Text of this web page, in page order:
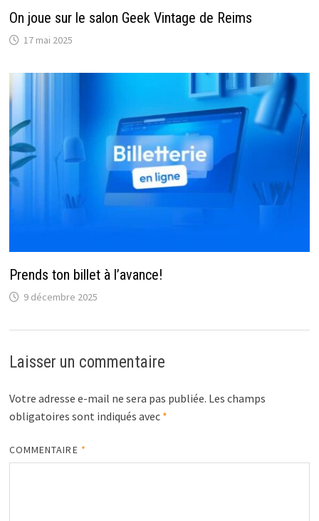
On joue sur le salon Geek Vintage de Reims
17 mai 2025
Prends ton billet à l’avance!
9 décembre 2025
Laisser un commentaire
Votre adresse e-mail ne sera pas publiée. Les champs
obligatoires sont indiqués avec *
COMMENTAIRE *